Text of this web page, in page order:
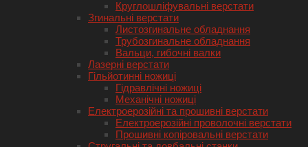
Круглошліфувальні верстати
Згинальні верстати
Листозгинальне обладнання
Трубозгинальне обладнання
Вальци, гибочні валки
Лазерні верстати
Гільйотинні ножиці
Гідравлічні ножиці
Механічні ножиці
Електроерозійні та прошивні верстати
Електроерозійні проволочні верстати
Прошивні копіровальні верстати